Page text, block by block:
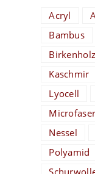
Acryl
Bambus
Birkenholz
Kaschmir
Lyocell
Microfaser
Nessel
Polyamid